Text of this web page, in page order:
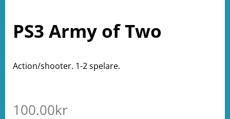
PS3 Army of Two
Action/shooter. 1-2 spelare.
100.00kr